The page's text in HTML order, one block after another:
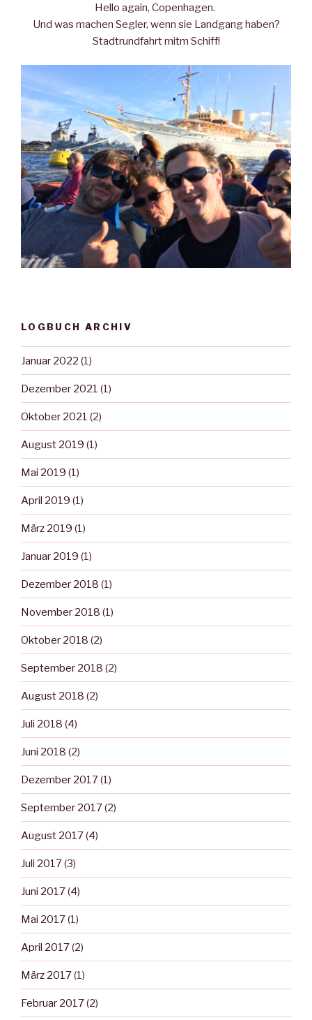
Hello again, Copenhagen.
Und was machen Segler, wenn sie Landgang haben?
Stadtrundfahrt mitm Schiff!
LOGBUCH ARCHIV
Januar 2022 (1)
Dezember 2021 (1)
Oktober 2021 (2)
August 2019 (1)
Mai 2019 (1)
April 2019 (1)
März 2019 (1)
Januar 2019 (1)
Dezember 2018 (1)
November 2018 (1)
Oktober 2018 (2)
September 2018 (2)
August 2018 (2)
Juli 2018 (4)
Juni 2018 (2)
Dezember 2017(1)
September 2017(2)
August 2017(4)
Juli 2017(3)
Juni 2017(4)
Mai 2017(1)
April 2017(2)
März 2017(1)
Februar 2017(2)